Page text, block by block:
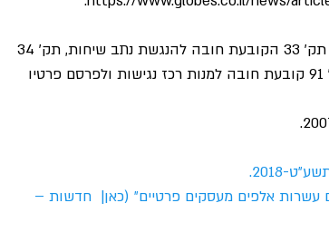
קובעת חובת פרסום הסדרי נגישות באתר האינטרנט, תק׳ 91 קובעת חובה למנות רכז נגישות ולפרסם פרטיו
2018.
עשרות אלפים מעסקים פרטיים״ (כאן|  חדשות –